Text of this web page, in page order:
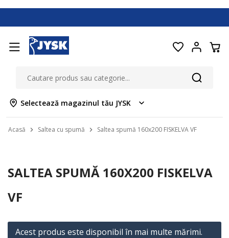
Selectează magazinul tău JYSK
Acasă Saltea cu spumă Saltea spumă 160x200 FISKELVA VF
SALTEA SPUMĂ 160X200 FISKELVA
VF
Acest produs este disponibil în mai multe mărimi.